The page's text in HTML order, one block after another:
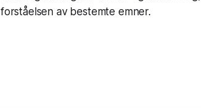
forståelsen av bestemte emner.